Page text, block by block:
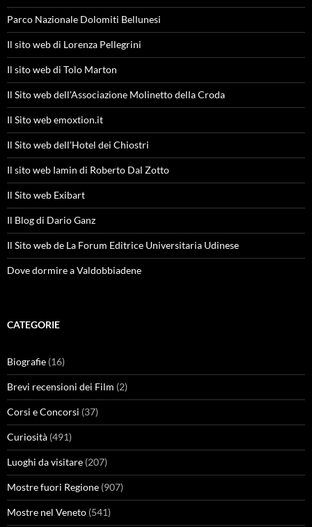
Parco Nazionale Dolomiti Bellunesi
Il sito web di Lorenza Pellegrini
Il sito web di Tolo Marton
Il Sito web dell'Associazione Molinetto della Croda
Il Sito web emoxtion.it
Il Sito web dell'Hotel dei Chiostri
Il sito web Iamin di Roberto Dal Zotto
Il Sito web Exibart
Il Blog di Dario Ganz
Il Sito web de La Forum Editrice Universitaria Udinese
Dove dormire a Valdobbiadene
CATEGORIE
Biografie (16)
Brevi recensioni dei Film (2)
Corsi e Concorsi (37)
Curiosità (491)
Luoghi da visitare (207)
Mostre fuori Regione (907)
Mostre nel Veneto (541)